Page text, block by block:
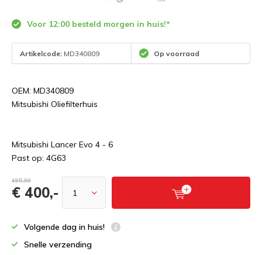
Voor 12:00 besteld morgen in huis!*
Artikelcode: MD340809 Op voorraad
OEM: MD340809
Mitsubishi Oliefilterhuis
Mitsubishi Lancer Evo 4 - 6
Past op: 4G63
495,99
€ 400,-
Volgende dag in huis!
Snelle verzending